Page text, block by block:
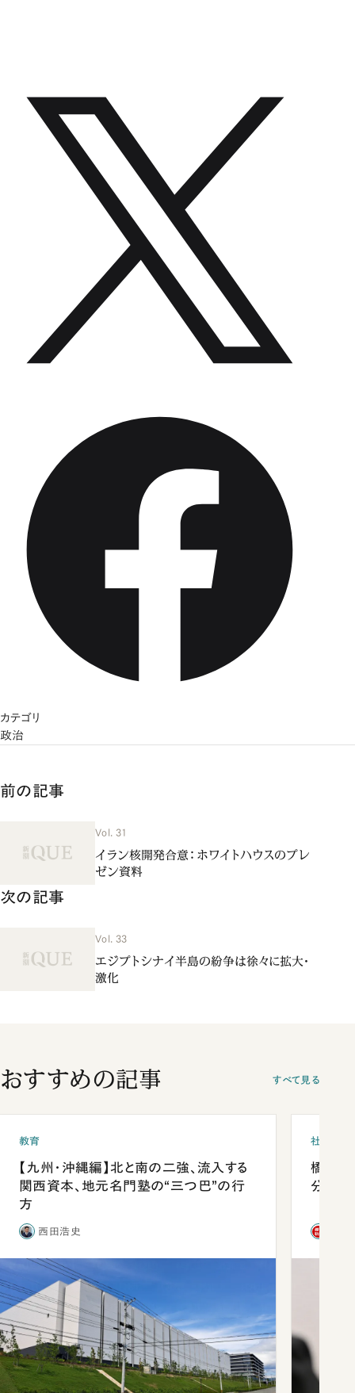
カテゴリ
政治
前の記事
Vol. 31
イラン核開発合意：ホワイトハウスのプレ
ゼン資料
次の記事
Vol. 33
エジプトシナイ半島の紛争は徐々に拡大・
激化
おすすめの記事 すべて見る
教育
【九州・沖縄編】北と南の二強、流入する
関西資本、地元名門塾の“三つ巴”の行
方
西田浩史
社会
橋本愛
分 佐